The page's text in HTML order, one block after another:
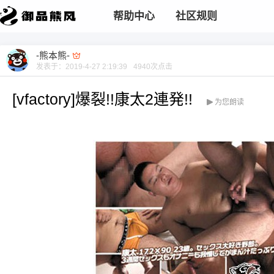
帮助中心 社区规则
-熊本熊-
发表于： 2019-4-27 2:19:39 4940次点击
[vfactory]爆裂!!康太2連発!! 为您朗读